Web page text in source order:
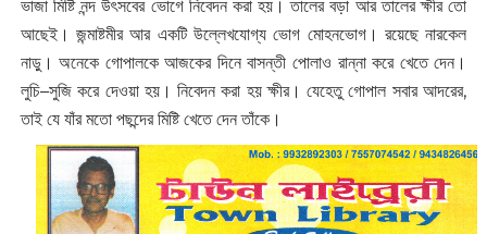
ভাজা মিষ্টি নন্দ উৎসবের ভোগে নিবেদন করা হয়। তালের বড়া আর তালের ক্ষীর তো
আছেই। জন্মাষ্টমীর আর একটি উল্লেখযোগ্য ভোগ মোহনভোগ। রয়েছে নারকেল
নাড়ু। অনেকে গোপালকে আজকের দিনে বাসন্তী পোলাও রান্না করে খেতে দেন।
লুচি–সুজি করে দেওয়া হয়। নিবেদন করা হয় ক্ষীর। যেহেতু গোপাল সবার আদরের,
তাই যে যাঁর মতো পছন্দের মিষ্টি খেতে দেন তাঁকে।